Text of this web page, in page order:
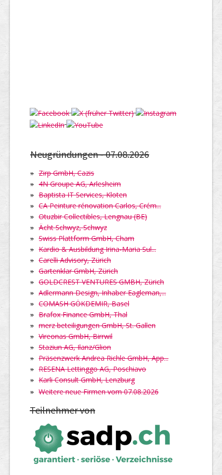
Neugründungen -07.08.2026
» Zirp GmbH, Cazis
» 4N Groupe AG, Arlesheim
» Baptista IT Services, Kloten
» CA Peinture rénovation Carlos, Crém...
» Otuzbir Collectibles, Lengnau (BE)
» Ächt Schwyz, Schwyz
» Swiss Plattform GmbH, Cham
» Kardio & Ausbildung Irina-Maria Sul...
» Carelli Advisory, Zürich
» Gartenklar GmbH, Zürich
» GOLDCREST VENTURES GMBH, Zürich
» Adlermann Design, Inhaber Eagleman,...
» COMASH GÖKDEMIR, Basel
» Brafox Finance GmbH, Thal
» merz beteiligungen GmbH, St. Gallen
» Vireonas GmbH, Birrwil
» Staziun AG, Ilanz/Glion
» Präsenzwerk Andrea Richle GmbH, App...
» RESENA Lettinggo AG, Poschiavo
» Karli Consult GmbH, Lenzburg
» Weitere neue Firmen vom 07.08.2026
Teilnehmer von